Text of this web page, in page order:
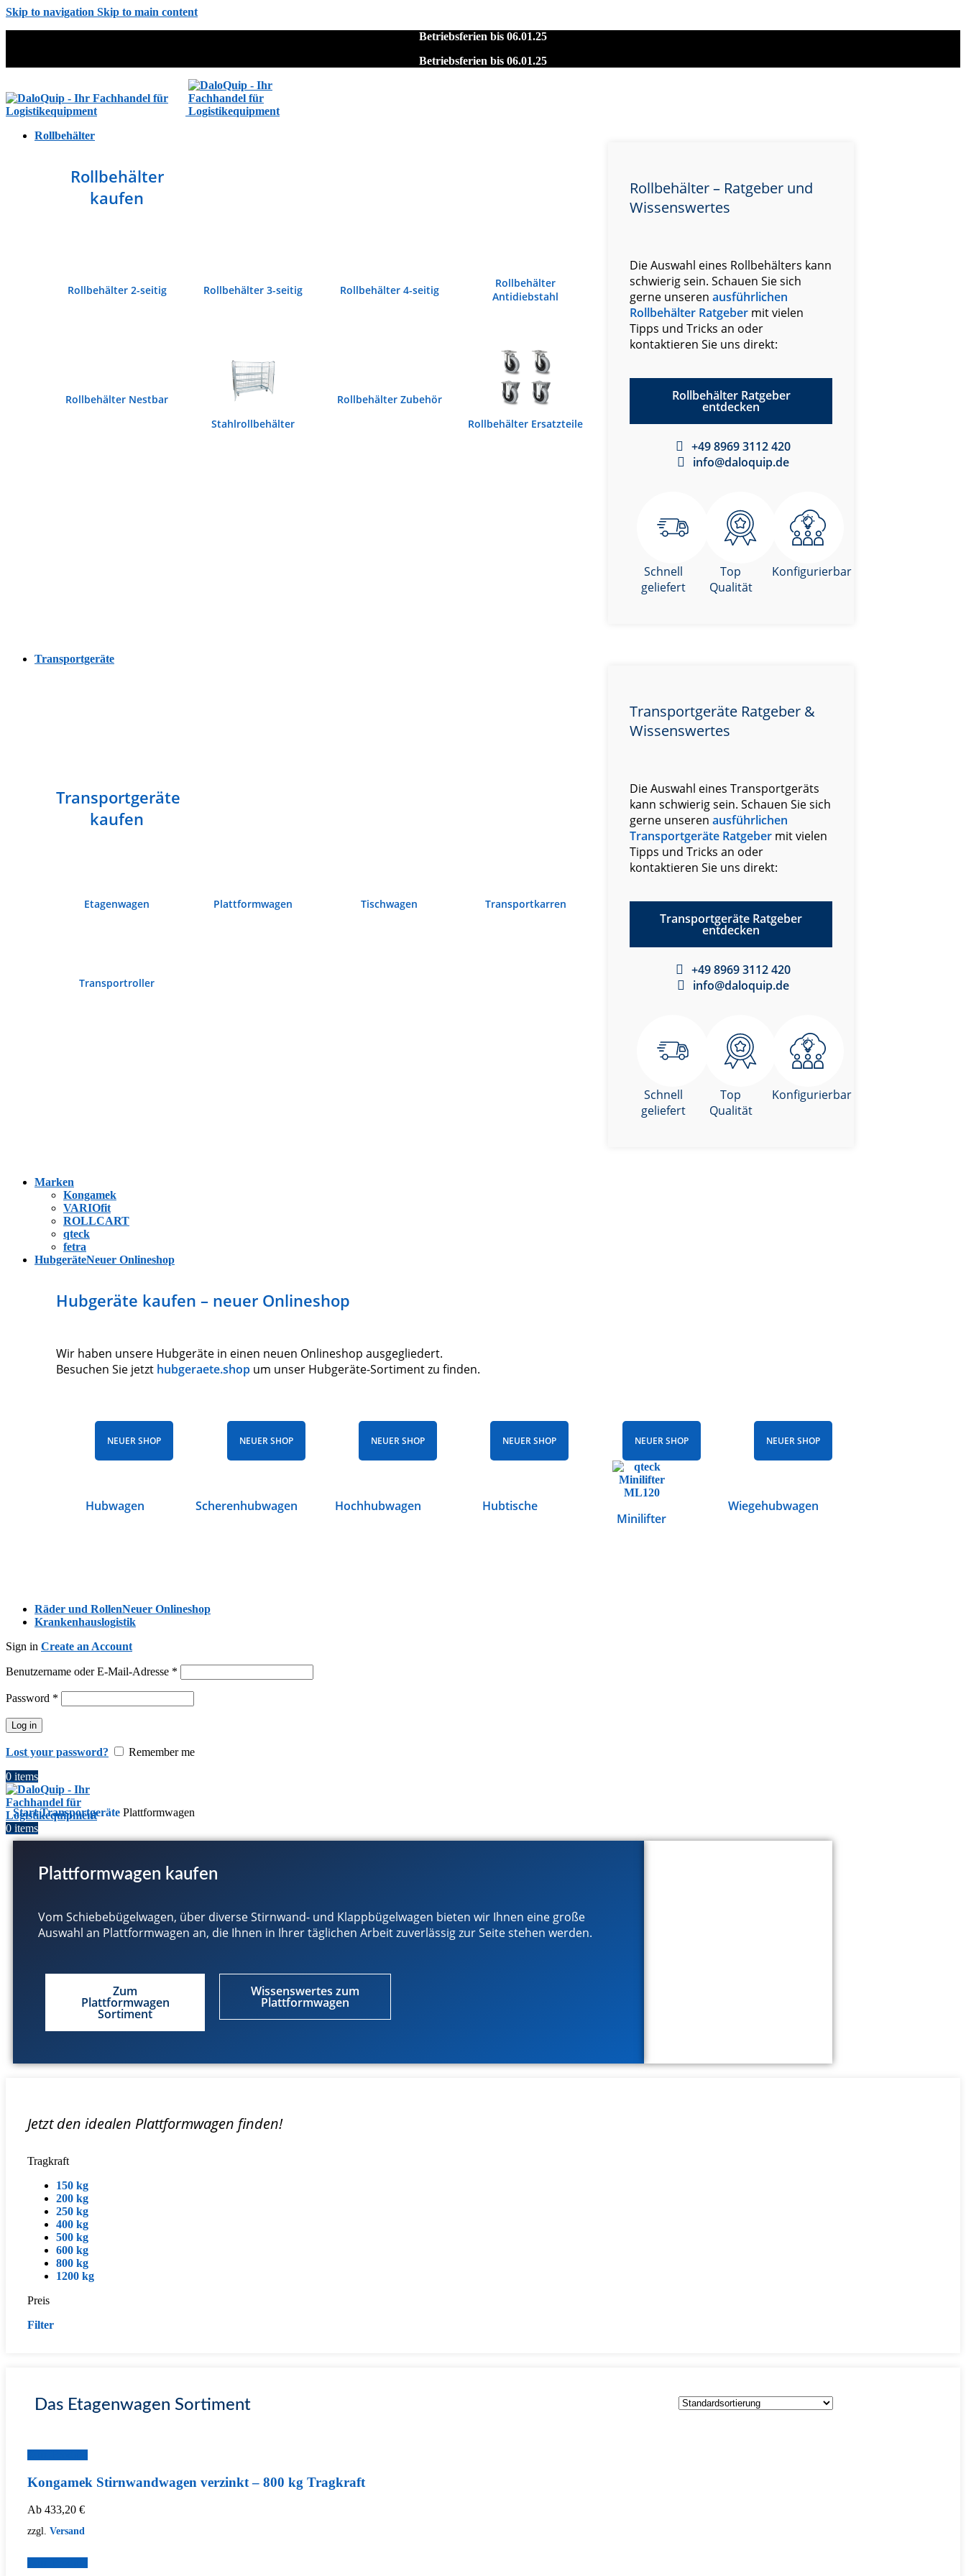
Skip to navigation Skip to main content
Betriebsferien bis 06.01.25
Betriebsferien bis 06.01.25
Rollbehälter
Rollbehälter
kaufen
Rollbehälter 2-seitig Rollbehälter 3-seitig Rollbehälter 4-seitig
Rollbehälter
Antidiebstahl
Rollbehälter Nestbar
Stahlrollbehälter
Rollbehälter Zubehör
Rollbehälter Ersatzteile
Rollbehälter – Ratgeber und
Wissenswertes
Die Auswahl eines Rollbehälters kann
schwierig sein. Schauen Sie sich
gerne unseren ausführlichen
Rollbehälter Ratgeber mit vielen
Tipps und Tricks an oder
kontaktieren Sie uns direkt:
Rollbehälter Ratgeber
entdecken
+49 8969 3112 420
info@daloquip.de
Schnell
geliefert
Top
Qualität
Konfigurierbar
Transportgeräte
Transportgeräte
kaufen
Etagenwagen Plattformwagen Tischwagen Transportkarren
Transportroller
Transportgeräte Ratgeber &
Wissenswertes
Die Auswahl eines Transportgeräts
kann schwierig sein. Schauen Sie sich
gerne unseren ausführlichen
Transportgeräte Ratgeber mit vielen
Tipps und Tricks an oder
kontaktieren Sie uns direkt:
Transportgeräte Ratgeber
entdecken
+49 8969 3112 420
info@daloquip.de
Schnell
geliefert
Top
Qualität
Konfigurierbar
Marken
Kongamek
VARIOfit
ROLLCART
qteck
fetra
HubgeräteNeuer Onlineshop
Hubgeräte kaufen – neuer Onlineshop
Wir haben unsere Hubgeräte in einen neuen Onlineshop ausgegliedert.
Besuchen Sie jetzt hubgeraete.shop um unser Hubgeräte-Sortiment zu finden.
NEUER SHOP NEUER SHOP NEUER SHOP NEUER SHOP NEUER SHOP NEUER SHOP
Hubwagen Scherenhubwagen Hochhubwagen
Hubtische
Minilifter
Wiegehubwagen
Räder und RollenNeuer Onlineshop
Krankenhauslogistik
Sign in Create an Account
Benutzername oder E-Mail-Adresse *
Password *
Log in
Lost your password?
Remember me
0 items
0 items
StartTransportgeräte Plattformwagen
Plattformwagen kaufen
Vom Schiebebügelwagen, über diverse Stirnwand- und Klappbügelwagen bieten wir Ihnen eine große
Auswahl an Plattformwagen an, die Ihnen in Ihrer täglichen Arbeit zuverlässig zur Seite stehen werden.
Zum
Plattformwagen
Sortiment
Wissenswertes zum
Plattformwagen
Jetzt den idealen Plattformwagen finden!
Tragkraft
150 kg
200 kg
250 kg
400 kg
500 kg
600 kg
800 kg
1200 kg
Preis
Filter
Das Etagenwagen Sortiment
Kongamek Stirnwandwagen verzinkt – 800 kg Tragkraft
Ab 433,20 €
zzgl. Versand